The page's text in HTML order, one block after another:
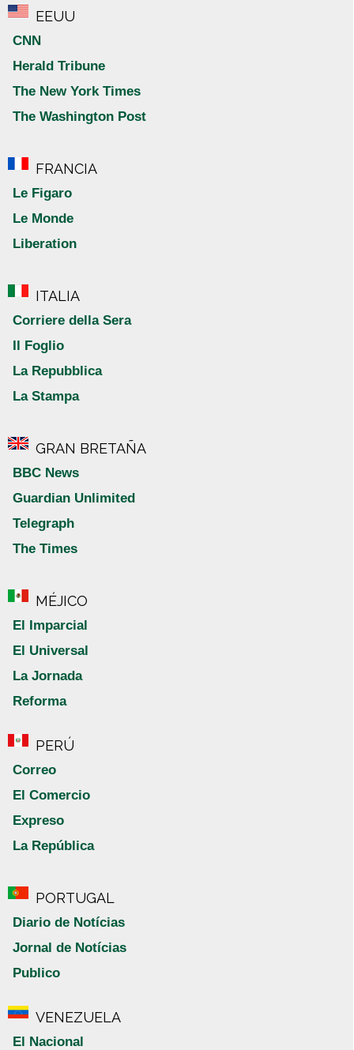
EEUU
CNN
Herald Tribune
The New York Times
The Washington Post
FRANCIA
Le Figaro
Le Monde
Liberation
ITALIA
Corriere della Sera
Il Foglio
La Repubblica
La Stampa
GRAN BRETAÑA
BBC News
Guardian Unlimited
Telegraph
The Times
MÉJICO
El Imparcial
El Universal
La Jornada
Reforma
PERÚ
Correo
El Comercio
Expreso
La República
PORTUGAL
Diario de Notícias
Jornal de Notícias
Publico
VENEZUELA
El Nacional